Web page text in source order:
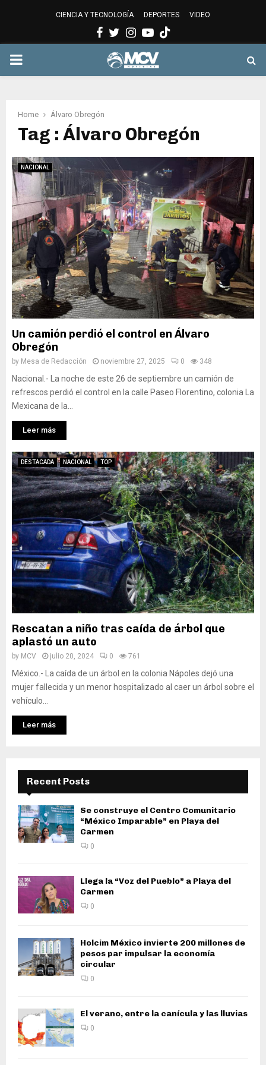
CIENCIA Y TECNOLOGÍA DEPORTES VIDEO
Facebook
Twitter
Instagram
Youtube
PRIMARY
Home Álvaro Obregón
Tag : Álvaro Obregón
NACIONAL
Un camión perdió el control en Álvaro
Obregón
by Mesa de Redacción noviembre 27, 2025 0 348
Nacional.- La noche de este 26 de septiembre un camión de
refrescos perdió el control en la calle Paseo Florentino, colonia La
Mexicana de la...
Leer más
DESTACADA NACIONAL TOP
Rescatan a niño tras caída de árbol que
aplastó un auto
by MCV julio 20, 2024 0 761
México.- La caída de un árbol en la colonia Nápoles dejó una
mujer fallecida y un menor hospitalizado al caer un árbol sobre el
vehículo...
Leer más
Recent Posts
Se construye el Centro Comunitario
“México Imparable” en Playa del
Carmen
0
Llega la “Voz del Pueblo” a Playa del
Carmen
0
Holcim México invierte 200 millones de
pesos par impulsar la economía
circular
0
El verano, entre la canícula y las lluvias
0